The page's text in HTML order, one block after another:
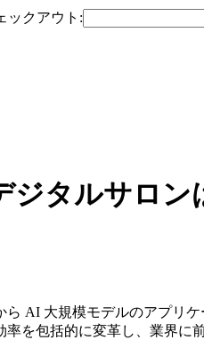
ックアウト:
ジタルサロ
AI 大規模モデルのアプリ
を包括的に変革し、業界